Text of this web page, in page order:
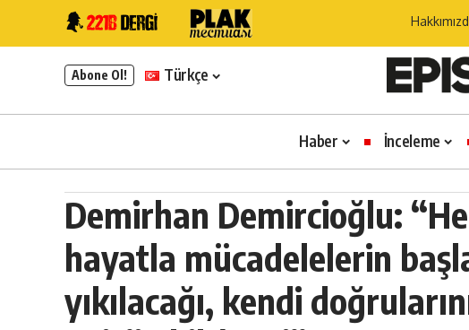
Abone Ol! Türkçe
Haber İnceleme
Demirhan Demircioğlu:
hayatla mücadelelerin
yıkılacağı, kendi